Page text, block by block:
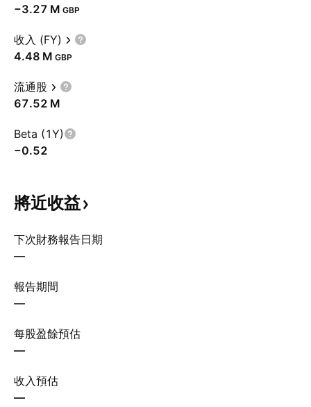
‪−3.27 M‬ GBP
收入 (FY)
‪4.48 M‬ GBP
流通股
‪67.52 M‬
Beta (1Y)
−0.52
將近收益
下次財務報告日期
—
報告期間
—
每股盈餘預估
—
收入預估
—